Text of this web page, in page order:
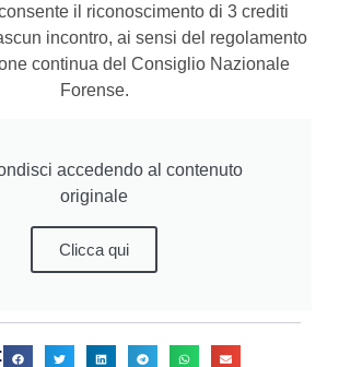
il riconoscimento di 3 crediti
incontro, ai sensi del regolamento
continua del Consiglio Nazionale
Forense.
accedendo al contenuto
originale
Clicca qui